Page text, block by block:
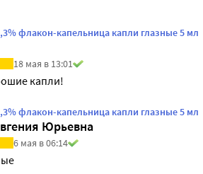
флакон-капельница капли глазные 5 мл
18 мая в 13:01
капли!
флакон-капельница капли глазные 5 мл
Юрьевна
6 мая в 06:14